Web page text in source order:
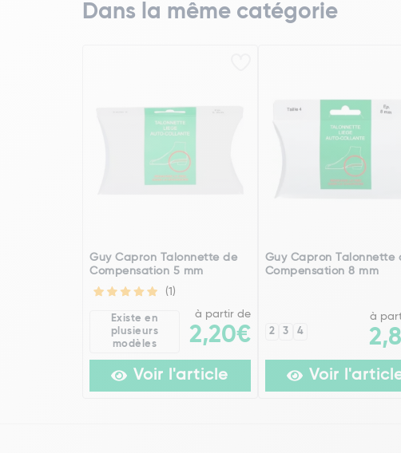
Dans la même catégorie
Guy Capron Talonnette de
Compensation 5 mm
(1)
Existe en
plusieurs
modèles
à partir de
2,20€
Voir l'article
Guy Capron Talonnette
Compensation 8 mm
2 3 4
à
Voir